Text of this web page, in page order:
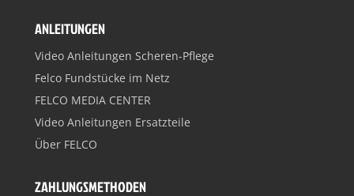
ANLEITUNGEN
Video Anleitungen Scheren-Pflege
Felco Fundstücke im Netz
FELCO MEDIA CENTER
Video Anleitungen Ersatzteile
Über FELCO
ZAHLUNGSMETHODEN